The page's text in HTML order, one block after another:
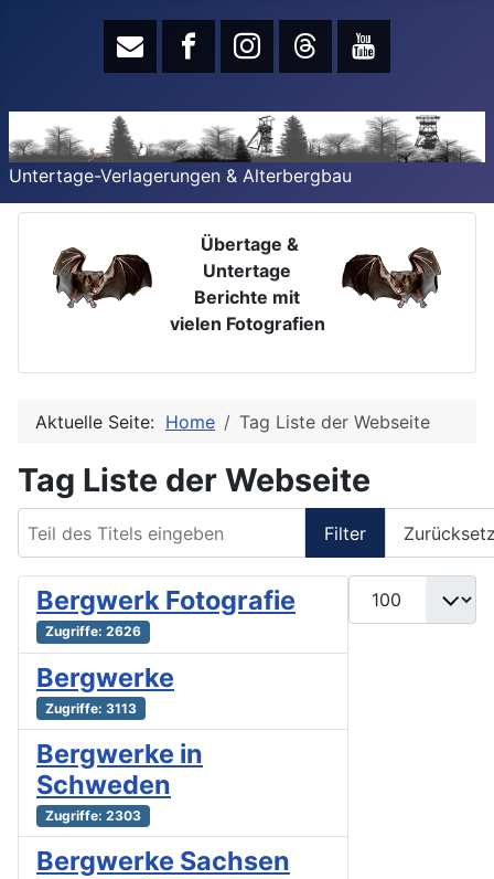
Untertage-Verlagerungen & Alterbergbau
Übertage &
Untertage
Berichte mit
vielen Fotografien
Aktuelle Seite: Home Tag Liste der Webseite
Tag Liste der Webseite
Filter
Anzeige #
Bergwerk Fotografie
Zugriffe: 2626
Bergwerke
Zugriffe: 3113
Bergwerke in
Schweden
Zugriffe: 2303
Bergwerke Sachsen